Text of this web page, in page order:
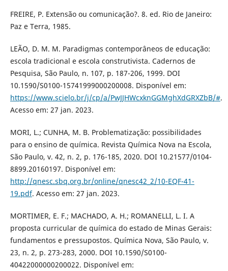
FREIRE, P. Extensão ou comunicação?. 8. ed. Rio de Janeiro:
Paz e Terra, 1985.
LEÃO, D. M. M. Paradigmas contemporâneos de educação:
escola tradicional e escola construtivista. Cadernos de
Pesquisa, São Paulo, n. 107, p. 187-206, 1999. DOI
10.1590/S0100-15741999000200008. Disponível em:
https://www.scielo.br/j/cp/a/PwJJHWcxknGGMghXdGRXZbB/#.
Acesso em: 27 jan. 2023.
MORI, L.; CUNHA, M. B. Problematização: possibilidades
para o ensino de química. Revista Química Nova na Escola,
São Paulo, v. 42, n. 2, p. 176-185, 2020. DOI 10.21577/0104-
8899.20160197. Disponível em:
http://qnesc.sbq.org.br/online/qnesc42_2/10-EQF-41-
19.pdf. Acesso em: 27 jan. 2023.
MORTIMER, E. F.; MACHADO, A. H.; ROMANELLI, L. I. A
proposta curricular de química do estado de Minas Gerais:
fundamentos e pressupostos. Química Nova, São Paulo, v.
23, n. 2, p. 273-283, 2000. DOI 10.1590/S0100-
40422000000200022. Disponível em: